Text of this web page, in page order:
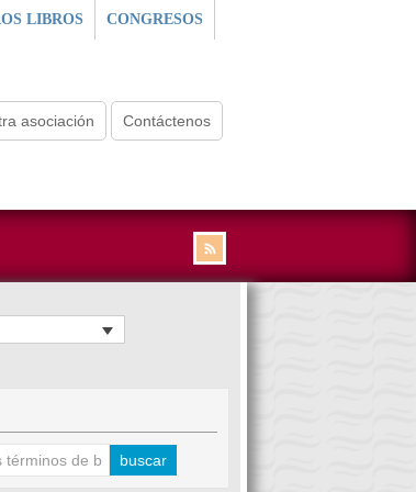
LIBROS CONGRESOS
asociación Contáctenos